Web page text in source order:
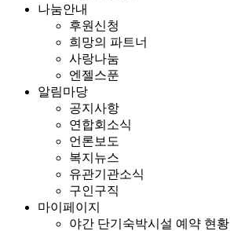
나눔안내
후원신청
희망의 파트너
사랑나눔
엔젤스푼
알림마당
공지사항
연합회소식
언론보도
복지뉴스
유관기관소식
구인구직
마이페이지
야간 단기숙박시설 예약 현황